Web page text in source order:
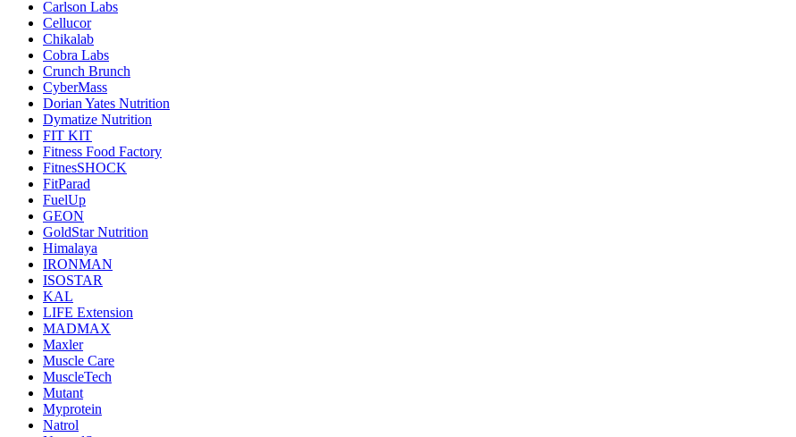
Carlson Labs
Cellucor
Chikalab
Cobra Labs
Crunch Brunch
CyberMass
Dorian Yates Nutrition
Dymatize Nutrition
FIT KIT
Fitness Food Factory
FitnesSHOCK
FitParad
FuelUp
GEON
GoldStar Nutrition
Himalaya
IRONMAN
ISOSTAR
KAL
LIFE Extension
MADMAX
Maxler
Muscle Care
MuscleTech
Mutant
Myprotein
Natrol